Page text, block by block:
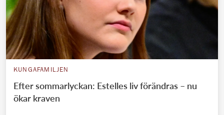
KUNGAFAMILJEN
Efter sommarlyckan: Estelles liv förändras – nu
ökar kraven